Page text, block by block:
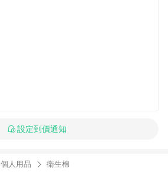
設定到價通知
個人用品 衛生棉